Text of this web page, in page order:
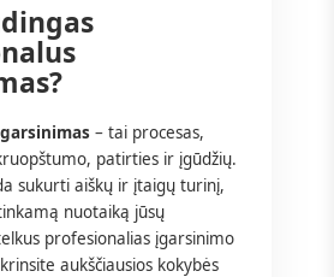
– tai procesas,
patirties ir įgūdžių.
sukurti aiškų ir įtaigų turinį,
nuotaiką jūsų
profesionalias įgarsinimo
aukščiausios kokybės